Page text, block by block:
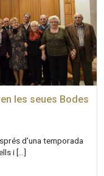
les seues Bodes
d’una temporada
i […]